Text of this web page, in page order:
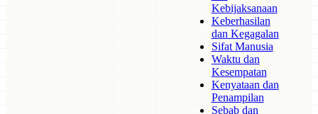
Kebijaksanaan
Keberhasilan
dan Kegagalan
Sifat Manusia
Waktu dan
Kesempatan
Kenyataan dan
Penampilan
Sebab dan